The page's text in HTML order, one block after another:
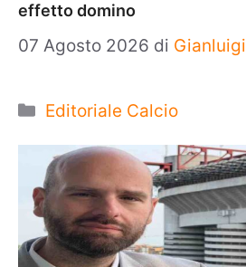
effetto domino
07 Agosto 2026 di
Categorie
Editoriale Calcio